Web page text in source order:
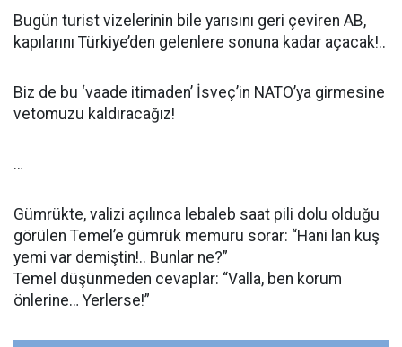
Bugün turist vizelerinin bile yarısını geri çeviren AB,
kapılarını Türkiye’den gelenlere sonuna kadar açacak!..
Biz de bu ‘vaade itimaden’ İsveç’in NATO’ya girmesine
vetomuzu kaldıracağız!
…
Gümrükte, valizi açılınca lebaleb saat pili dolu olduğu
görülen Temel’e gümrük memuru sorar: “Hani lan kuş
yemi var demiştin!.. Bunlar ne?”
Temel düşünmeden cevaplar: “Valla, ben korum
önlerine… Yerlerse!”